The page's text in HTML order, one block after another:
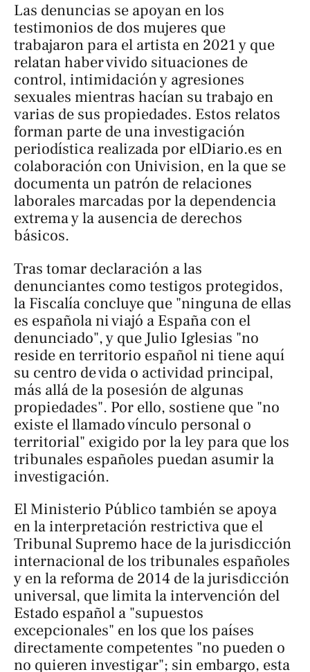
Las denuncias se apoyan en los
testimonios de dos mujeres que
trabajaron para el artista en 2021 y que
relatan haber vivido situaciones de
control, intimidación y agresiones
sexuales mientras hacían su trabajo en
varias de sus propiedades. Estos relatos
forman parte de una investigación
periodística realizada por elDiario.es en
colaboración con Univision, en la que se
documenta un patrón de relaciones
laborales marcadas por la dependencia
extrema y la ausencia de derechos
básicos.
Tras tomar declaración a las
denunciantes como testigos protegidos,
la Fiscalía concluye que "ninguna de ellas
es española ni viajó a España con el
denunciado", y que Julio Iglesias "no
reside en territorio español ni tiene aquí
su centro de vida o actividad principal,
más allá de la posesión de algunas
propiedades". Por ello, sostiene que "no
existe el llamado vínculo personal o
territorial" exigido por la ley para que los
tribunales españoles puedan asumir la
investigación.
El Ministerio Público también se apoya
en la interpretación restrictiva que el
Tribunal Supremo hace de la jurisdicción
internacional de los tribunales españoles
y en la reforma de 2014 de la jurisdicción
universal, que limita la intervención del
Estado español a "supuestos
excepcionales" en los que los países
directamente competentes "no pueden o
no quieren investigar"; sin embargo, esta